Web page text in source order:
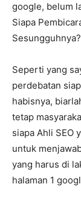
google, belum
Siapa
Seperti yang
perdebatan
habisnya,
tetap
siapa Ahli SEO
untuk
yang harus di
halaman 1